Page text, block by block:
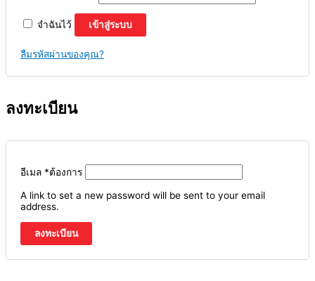
จำฉันไว้ เข้าสู่ระบบ
ลืมรหัสผ่านของคุณ?
ลงทะเบียน
อีเมล *ต้องการ
A link to set a new password will be sent to your email
address.
ลงทะเบียน